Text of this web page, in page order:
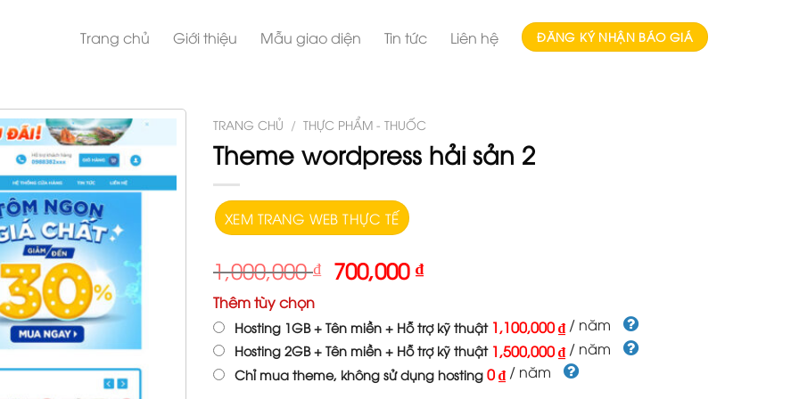
Trang chủ Giới thiệu Mẫu giao diện Tin tức Liên hệ ĐĂNG KÝ NHẬN BÁO GIÁ
TRANG CHỦ / THỰC PHẨM - THUỐC
Theme wordpress hải sản 2
XEM TRANG WEB THỰC TẾ
1,000,000₫ 700,000₫
Thêm tùy chọn
Hosting 1GB + Tên miền + Hỗ trợ kỹ thuật 1,100,000 ₫ / năm
Hosting 2GB + Tên miền + Hỗ trợ kỹ thuật 1,500,000 ₫ / năm
Chỉ mua theme, không sử dụng hosting 0 ₫ / năm